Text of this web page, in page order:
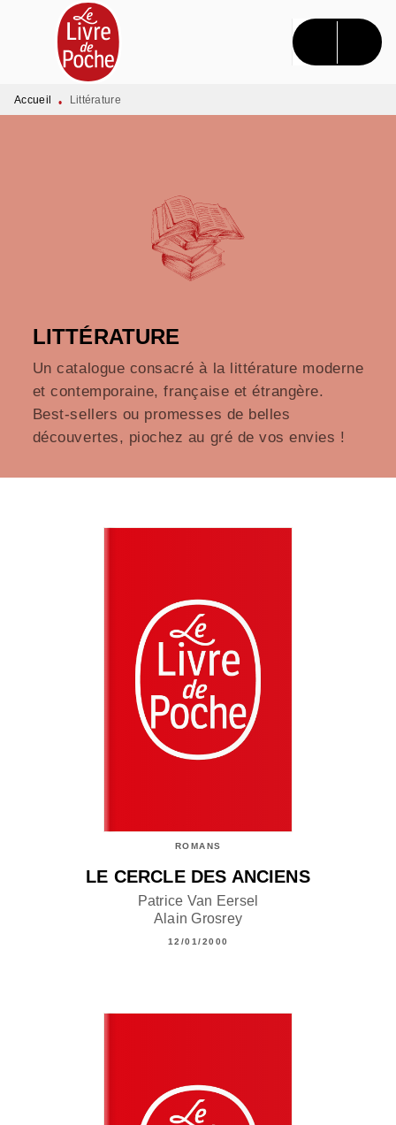
MENU RECHERCHE CONTENU
PIED DE PAGE
Accueil • Littérature
LITTÉRATURE
Un catalogue consacré à la littérature moderne
et contemporaine, française et étrangère.
Best-sellers ou promesses de belles
découvertes, piochez au gré de vos envies !
ROMANS
LE CERCLE DES ANCIENS
Patrice Van Eersel
Alain Grosrey
12/01/2000